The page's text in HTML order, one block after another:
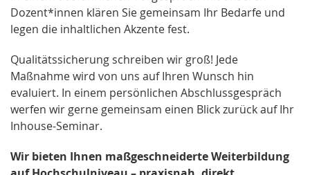
Dozent*innen klären Sie gemeinsam Ihr Bedarfe und
legen die inhaltlichen Akzente fest.
Qualitätssicherung schreiben wir groß! Jede
Maßnahme wird von uns auf Ihren Wunsch hin
evaluiert. In einem persönlichen Abschlussgespräch
werfen wir gerne gemeinsam einen Blick zurück auf Ihr
Inhouse-Seminar.
Wir bieten Ihnen maßgeschneiderte Weiterbildung